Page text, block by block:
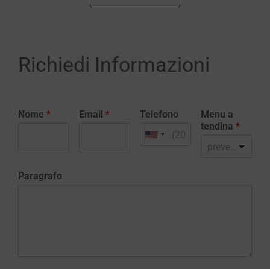
Richiedi Informazioni
Nome * Email * Telefono
Menu a
tendina *
preventivo realizzazione sito web
Paragrafo